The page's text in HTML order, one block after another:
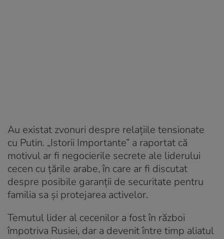
Au existat zvonuri despre relațiile tensionate
cu Putin. „Istorii Importante” a raportat că
motivul ar fi negocierile secrete ale liderului
cecen cu țările arabe, în care ar fi discutat
despre posibile garanții de securitate pentru
familia sa și protejarea activelor.
Temutul lider al cecenilor a fost în război
împotriva Rusiei, dar a devenit între timp aliatul